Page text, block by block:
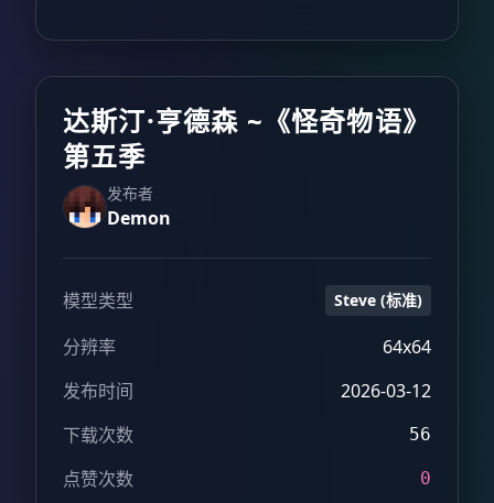
达斯汀·亨德森 ~《怪奇物语》
第五季
发布者
Demon
模型类型 Steve (标准)
分辨率
64x64
发布时间
2026-03-12
下载次数
56
点赞次数 0